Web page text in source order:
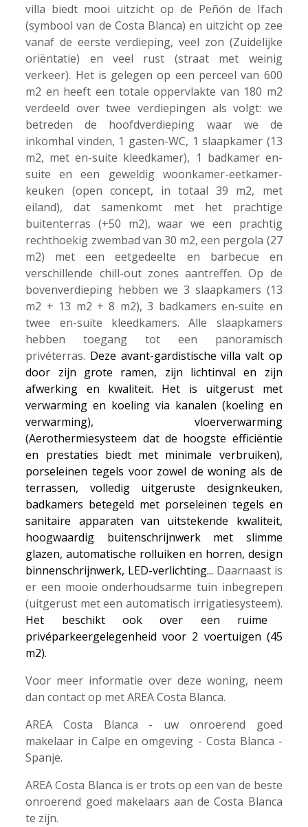
villa biedt mooi uitzicht op de Peñón de Ifach
(symbool van de Costa Blanca) en uitzicht op zee
vanaf de eerste verdieping, veel zon (Zuidelijke
oriëntatie) en veel rust (straat met weinig
verkeer). Het is gelegen op een perceel van 600
m2 en heeft een totale oppervlakte van 180 m2
verdeeld over twee verdiepingen als volgt: we
betreden de hoofdverdieping waar we de
inkomhal vinden, 1 gasten-WC, 1 slaapkamer (13
m2, met en-suite kleedkamer), 1 badkamer en-
suite en een geweldig woonkamer-eetkamer-
keuken (open concept, in totaal 39 m2, met
eiland), dat samenkomt met het prachtige
buitenterras (+50 m2), waar we een prachtig
rechthoekig zwembad van 30 m2, een pergola (27
m2) met een eetgedeelte en barbecue en
verschillende chill-out zones aantreffen. Op de
bovenverdieping hebben we 3 slaapkamers (13
m2 + 13 m2 + 8 m2), 3 badkamers en-suite en
twee en-suite kleedkamers. Alle slaapkamers
hebben toegang tot een panoramisch
privéterras. Deze avant-gardistische villa valt op
door zijn grote ramen, zijn lichtinval en zijn
afwerking en kwaliteit. Het is uitgerust met
verwarming en koeling via kanalen (koeling en
verwarming), vloerverwarming
(Aerothermiesysteem dat de hoogste efficiëntie
en prestaties biedt met minimale verbruiken),
porseleinen tegels voor zowel de woning als de
terrassen, volledig uitgeruste designkeuken,
badkamers betegeld met porseleinen tegels en
sanitaire apparaten van uitstekende kwaliteit,
hoogwaardig buitenschrijnwerk met slimme
glazen, automatische rolluiken en horren, design
binnenschrijnwerk, LED-verlichting... Daarnaast is
er een mooie onderhoudsarme tuin inbegrepen
(uitgerust met een automatisch irrigatiesysteem).
Het beschikt ook over een ruime
privéparkeergelegenheid voor 2 voertuigen (45
m2).
Voor meer informatie over deze woning, neem
dan contact op met AREA Costa Blanca.
AREA Costa Blanca - uw onroerend goed
makelaar in Calpe en omgeving - Costa Blanca -
Spanje.
AREA Costa Blanca is er trots op een van de beste
onroerend goed makelaars aan de Costa Blanca
te zijn.